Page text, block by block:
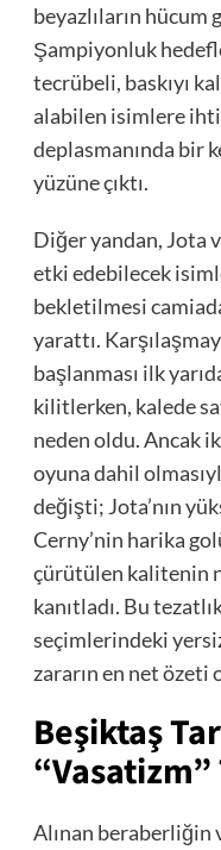
beyazlıların hücum
Şampiyonluk
tecrübeli, baskıyı
alabilen isimlere
deplasmanında bir
yüzüne çıktı.
Diğer yandan, Jota
etki edebilecek
bekletilmesi
yarattı.
başlanması ilk
kilitlerken, kalede
neden oldu. Ancak
oyuna dahil
değişti; Jota’nın
Cerny’nin harika
çürütülen kalitenin
kanıtladı. Bu
seçimlerindeki
zararın en net özeti
Beşiktaş
Alınan beraberliğin